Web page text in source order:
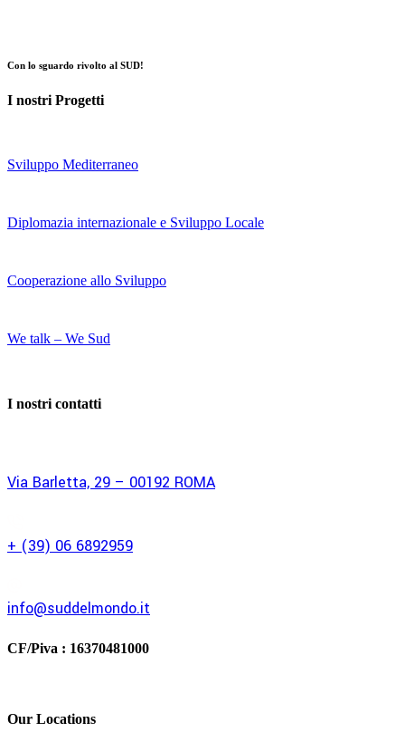
Con lo sguardo rivolto al SUD!
I nostri Progetti
Sviluppo Mediterraneo
Diplomazia internazionale e Sviluppo Locale
Cooperazione allo Sviluppo
We talk – We Sud
I nostri contatti
Via Barletta, 29 – 00192 ROMA
+ (39) 06 6892959
info@suddelmondo.it
CF/Piva : 16370481000
Our Locations